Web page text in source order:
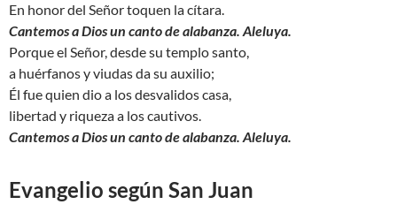
En honor del Señor toquen la cítara.
Cantemos a Dios un canto de alabanza. Aleluya.
Porque el Señor, desde su templo santo,
a huérfanos y viudas da su auxilio;
Él fue quien dio a los desvalidos casa,
libertad y riqueza a los cautivos.
Cantemos a Dios un canto de alabanza. Aleluya.
Evangelio según San Juan